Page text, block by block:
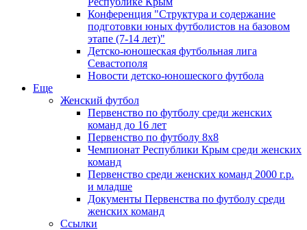
Конференция "Структура и содержание
подготовки юных футболистов на базовом
этапе (7-14 лет)"
Детско-юношеская футбольная лига
Севастополя
Новости детско-юношеского футбола
Еще
Женский футбол
Первенство по футболу среди женских
команд до 16 лет
Первенство по футболу 8х8
Чемпионат Республики Крым среди женских
команд
Первенство среди женских команд 2000 г.р.
и младше
Документы Первенства по футболу среди
женских команд
Ссылки